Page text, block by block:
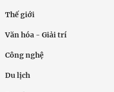
Thế giới
Văn hóa - Giải trí
Công nghệ
Du lịch